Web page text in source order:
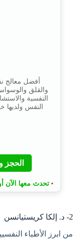
أفضل معالج
والقلق
النفسية
النفس ولديها خبرة أكثر من 6
الحجز
• تحدث معها الآن
2- د. إلكا كريستيانسن
من ابرز الأطباء